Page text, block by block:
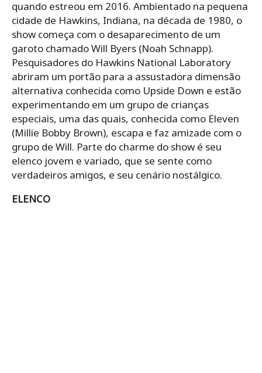
quando estreou em 2016. Ambientado na pequena
cidade de Hawkins, Indiana, na década de 1980, o
show começa com o desaparecimento de um
garoto chamado Will Byers (Noah Schnapp).
Pesquisadores do Hawkins National Laboratory
abriram um portão para a assustadora dimensão
alternativa conhecida como Upside Down e estão
experimentando em um grupo de crianças
especiais, uma das quais, conhecida como Eleven
(Millie Bobby Brown), escapa e faz amizade com o
grupo de Will. Parte do charme do show é seu
elenco jovem e variado, que se sente como
verdadeiros amigos, e seu cenário nostálgico.
ELENCO